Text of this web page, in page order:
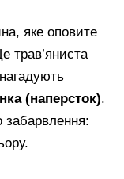
яке оповите
трав’яниста
(наперсток).
забарвлення: